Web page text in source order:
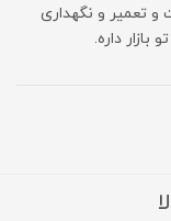
تعمیر و نگهداری
داره.